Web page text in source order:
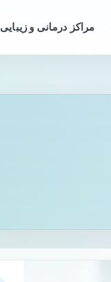
مراکز درمانی و زیبایی